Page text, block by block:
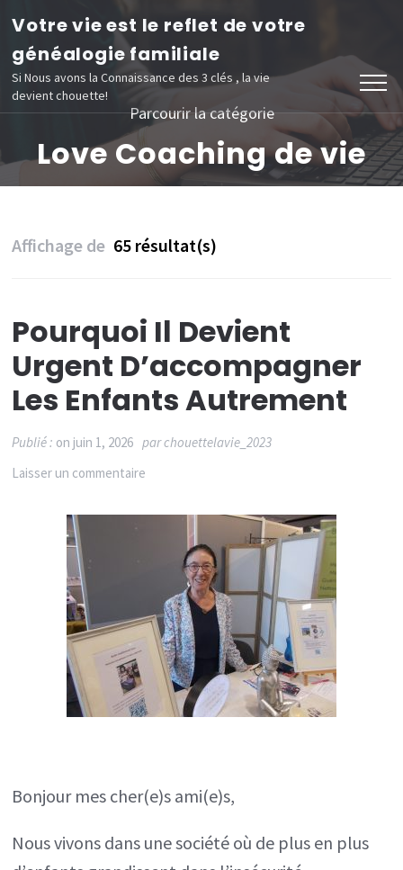
Aller
contenu
(Pressez
Votre vie est le reflet de votre
généalogie familiale
Si Nous avons la Connaissance des 3 clés , la vie
devient chouette!
Parcourir la catégorie
Love Coaching de vie
Affichage de 65 résultat(s)
Pourquoi Il Devient
Urgent D’accompagner
Les Enfants Autrement
Publié : on juin 1, 2026 parchouettelavie_2023
Laisser un commentaire
devient
urgent
d’accompagner
les
enfants
autrement
Bonjour mes cher(e)s ami(e)s,
Nous vivons dans une société où de plus en plus